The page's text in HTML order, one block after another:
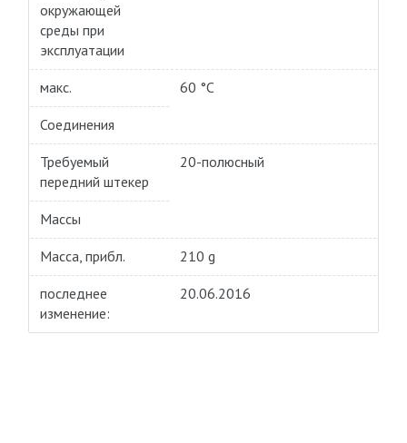
окружающей
среды при
эксплуатации
макс. 60 °C
Соединения
Требуемый
передний штекер
20-полюсный
Массы
Масса, прибл. 210 g
последнее
изменение:
20.06.2016